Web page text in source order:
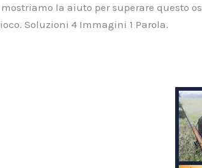
la aiuto per superare questo
Soluzioni 4 Immagini 1 Parola.